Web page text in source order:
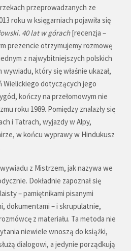
rzekach przeprowadzanych ze
roku w księgarniach pojawiła się
40 lat w górach[recenzja –
prezencie otrzymujemy rozmowę
z najwybitniejszych polskich
który się właśnie ukazał,
Wielickiego dotyczących jego
kończy na przełomowym nie
roku 1989. Pomiędzy znalazły się
i Tatrach, wyjazdy w Alpy,
w końcu wyprawy w Hindukusz
z Mistrzem, jak nazywa we
Dokładnie zapoznał się
– pamiętnikami pisanymi
dokumentami – i skrupulatnie,
z materiału. Ta metoda nie
niewiele wnoszą do książki,
dialogowi, a jedynie porządkują